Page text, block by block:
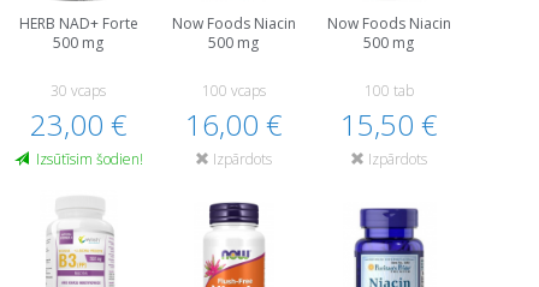
HERB NAD+ Forte
500 mg
30 vcaps
23,00 €
Izsūtīsim šodien!
Now Foods Niacin
500 mg
100 vcaps
16,00 €
Izpārdots
Now Foods Niacin
500 mg
100 tab
15,50 €
Izpārdots